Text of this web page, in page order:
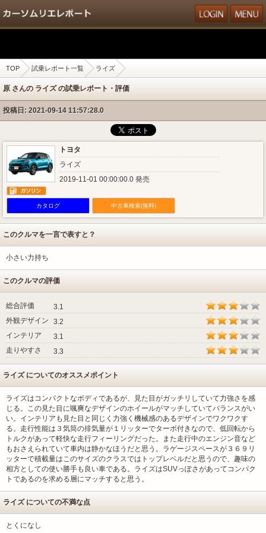
TOP 試乗レポート一覧 ライズ
原 さんの ライズ の試乗レポート・評価
投稿日: 2021-09-14 11:57:28.0
トヨタ
ライズ
2019-11-01 00:00:00.0 発売
カタログ 中古車検索(無料)
このクルマを一言で表すと？
小さい力持ち
このクルマの評価
総合評価
3.1
外観デザイン
3.2
インテリア
3.1
走りやすさ
3.3
ライズ についてのオススメポイント
ライズはコンパクトなボディであるが、見た目がガッチリしていて力強さを感
じる。この見た目に颯爽なデザインのホイールがマッチしていてバランスがい
い。インテリアも見た目と同じく力強く機械感のあるデザインでワクワクす
る。走行性能は３気筒の排気量が１リッターでターボ付きなので、低回転から
トルクがあって軽快な走行フィーリングだった。また走行中のエンジン音など
もおさえられていて車内は静かなほうだと思う。ラゲージスペースが３６９リ
ッターで積載量はこのサイズのクラスではトップレベルだと思うので、趣味の
相方としての使い勝手も良い車である。ライズはSUVっぽさがあってコンパク
トであるのを求める層にマッチすると思う。
ライズ についての不満な点
とくになし